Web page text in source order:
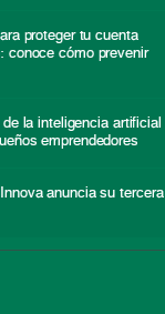
proteger tu cuenta
conoce cómo prevenir
de la inteligencia artificial
emprendedores
anuncia su tercera